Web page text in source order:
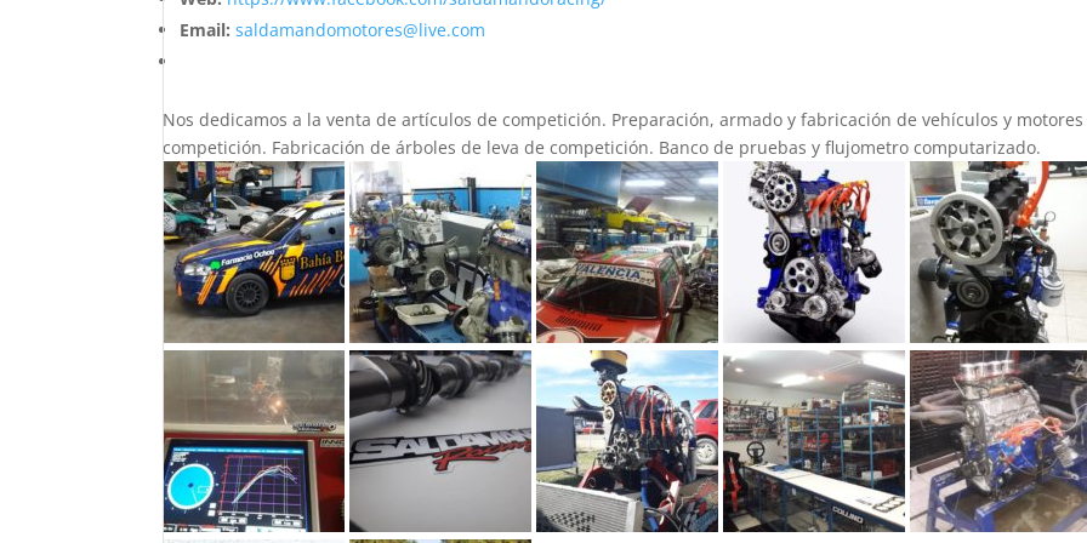
Email:saldamandomotores@live.com
Nos dedicamos a la venta de artículos de competición. Preparación, armado y fabricación de vehículos y
competición. Fabricación de árboles de leva de competición. Banco de pruebas y flujometro computarizado.